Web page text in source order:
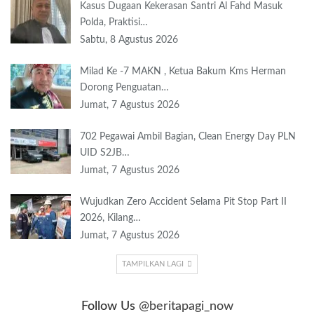
Kasus Dugaan Kekerasan Santri Al Fahd Masuk
Polda, Praktisi…
Sabtu, 8 Agustus 2026
Milad Ke -7 MAKN , Ketua Bakum Kms Herman
Dorong Penguatan…
Jumat, 7 Agustus 2026
702 Pegawai Ambil Bagian, Clean Energy Day PLN
UID S2JB…
Jumat, 7 Agustus 2026
Wujudkan Zero Accident Selama Pit Stop Part II
2026, Kilang…
Jumat, 7 Agustus 2026
TAMPILKAN LAGI
Follow Us @beritapagi_now